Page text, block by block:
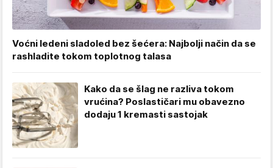
Voćni ledeni sladoled bez šećera: Najbolji način da se
rashladite tokom toplotnog talasa
Kako da se šlag ne razliva tokom
vrućina? Poslastičari mu obavezno
dodaju 1 kremasti sastojak